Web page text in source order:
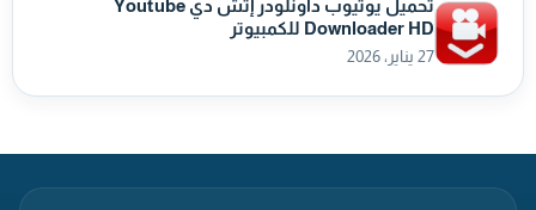
تحميل يوتيوب داونلودر إتش دي Youtube
Downloader HD للكمبيوتر
27 يناير، 2026